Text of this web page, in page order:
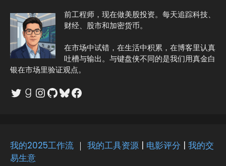
前工程师，现在做美股投资。每天追踪科技、
财经、股市和加密货币。
在市场中试错，在生活中积累，在博客里认真
吐槽与输出。与键盘侠不同的是我们用真金白
银在市场里验证观点。
Twitter
Goodreads
Instagram
GitHub
Bluesky
Facebook
我的2025工作流 ｜ 我的工具资源 | 电影评分 | 我的交
易生意